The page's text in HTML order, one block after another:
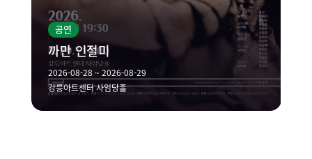
공연
까만 인절미
2026-08-28 ~ 2026-08-29
강릉아트센터 사임당홀